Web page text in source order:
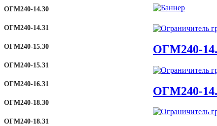
ОГМ240-14.30
ОГМ240-14.31
ОГМ240-15.30
ОГМ240-15.31
ОГМ240-16.31
ОГМ240-18.30
ОГМ240-18.31
ОГМ240-
ОГМ240-